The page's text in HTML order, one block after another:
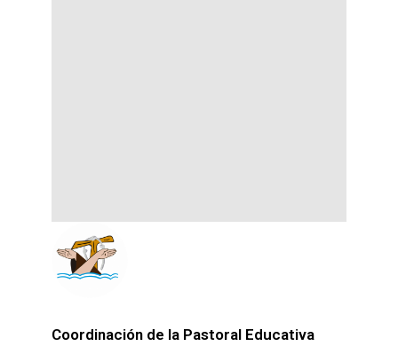
Coordinación de la Pastoral Educativa